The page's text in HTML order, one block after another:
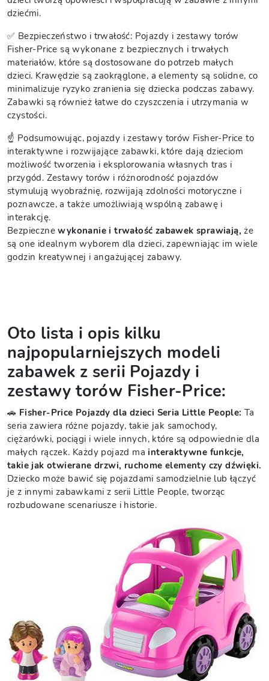
dziećmi.
✅ Bezpieczeństwo i trwałość: Pojazdy i zestawy torów
Fisher-Price są wykonane z bezpiecznych i trwałych
materiałów, które są dostosowane do potrzeb małych
dzieci. Krawędzie są zaokrąglone, a elementy są solidne, co
minimalizuje ryzyko zranienia się dziecka podczas zabawy.
Zabawki są również łatwe do czyszczenia i utrzymania w
czystości.
☝️ Podsumowując, pojazdy i zestawy torów Fisher-Price to
interaktywne i rozwijające zabawki, które dają dzieciom
możliwość tworzenia i eksplorowania własnych tras i
przygód. Zestawy torów i różnorodność pojazdów
stymulują wyobraźnię, rozwijają zdolności motoryczne i
poznawcze, a także umożliwiają wspólną zabawę i
interakcję.
Bezpieczne wykonanie i trwałość zabawek sprawiają,że
są one idealnym wyborem dla dzieci, zapewniając im wiele
godzin kreatywnej i angażującej zabawy.
Oto lista i opis kilku
najpopularniejszych modeli
zabawek z serii Pojazdy i
zestawy torów Fisher-Price:
🚗 Fisher-Price Pojazdy dla dzieci Seria Little People:Ta
seria zawiera różne pojazdy, takie jak samochody,
ciężarówki, pociągi i wiele innych, które są odpowiednie dla
małych rączek. Każdy pojazd ma interaktywne funkcje,
takie jak otwierane drzwi, ruchome elementy czy dźwięki.
Dziecko może bawić się pojazdami samodzielnie lub łączyć
je z innymi zabawkami z serii Little People, tworząc
rozbudowane scenariusze i historie.